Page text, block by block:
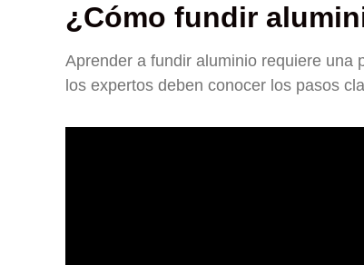
¿Cómo fundir
Aprender a fundir aluminio requiere una
los expertos deben conocer los pasos